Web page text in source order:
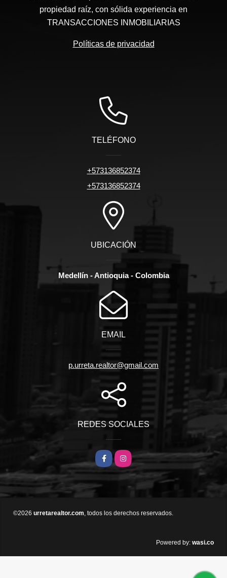
propiedad raíz, con sólida experiencia en
TRANSACCIONES INMOBILIARIAS
Políticas de privacidad
TELÉFONO
+573136852374
+573136852374
UBICACIÓN
Medellín - Antioquia - Colombia
EMAIL
p.urreta.realtor@gmail.com
REDES SOCIALES
FacebookInstagram
©2026 urretarealtor.com, todos los derechos reservados.
Powered by: wasi.co